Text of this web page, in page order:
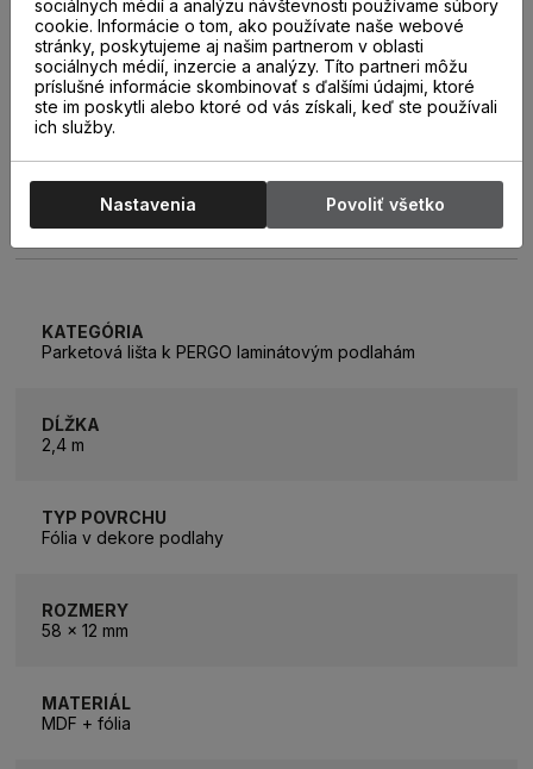
KATEGÓRIA
Parketová lišta k PERGO laminátovým podlahám
DĹŽKA
2,4 m
TYP POVRCHU
Fólia v dekore podlahy
ROZMERY
58 x 12 mm
MATERIÁL
MDF + fólia
sociálnych médií a analýzu návštevnosti používame súbory
cookie. Informácie o tom, ako používate naše webové
stránky, poskytujeme aj našim partnerom v oblasti
sociálnych médií, inzercie a analýzy. Títo partneri môžu
príslušné informácie skombinovať s ďalšími údajmi, ktoré
ste im poskytli alebo ktoré od vás získali, keď ste používali
ich služby.
Nastavenia Povoliť všetko